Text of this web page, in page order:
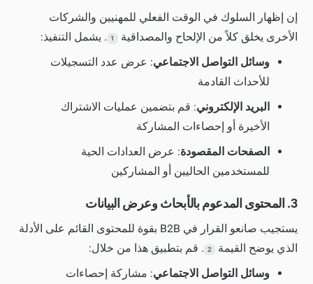
إن إظهار السلوك في الوقت الفعلي للمهنيين والشركات
الأخرى يخلق كلاً من الإلحاح والمصداقية
1 . يشمل التنفيذ:
وسائل التواصل الاجتماعي: عرض عدد التسجيلات
للأحداث القادمة
البريد الإلكتروني: قم بتضمين عمليات الاشتراك
الأخيرة أو إحصاءات المشاركة
الصفحات المقصودة: عرض العدادات الحية
للمستخدمين الحاليين أو المشاركين
3. المحتوى المدعوم بالأبحاث وعرض البيانات
يستجيب صانعو القرار في B2B بقوة للمحتوى القائم على الأدلة
الذي يوضح القيمة
2 . قم بتطبيق هذا من خلال:
وسائل التواصل الاجتماعي: مشاركة إحصاءات